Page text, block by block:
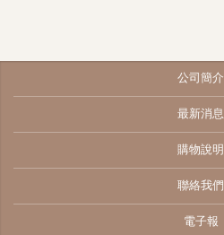
公司簡介
最新消息
購物說明
聯絡我們
電子報